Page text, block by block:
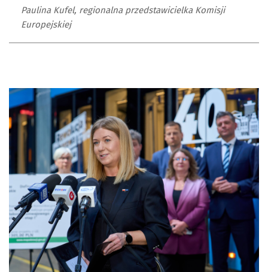
Paulina Kufel, regionalna przedstawicielka Komisji
Europejskiej